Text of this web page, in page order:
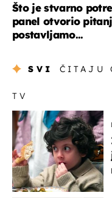
Što je stvarno
panel otvorio
postavljamo...
SVI ČITAJU
TV